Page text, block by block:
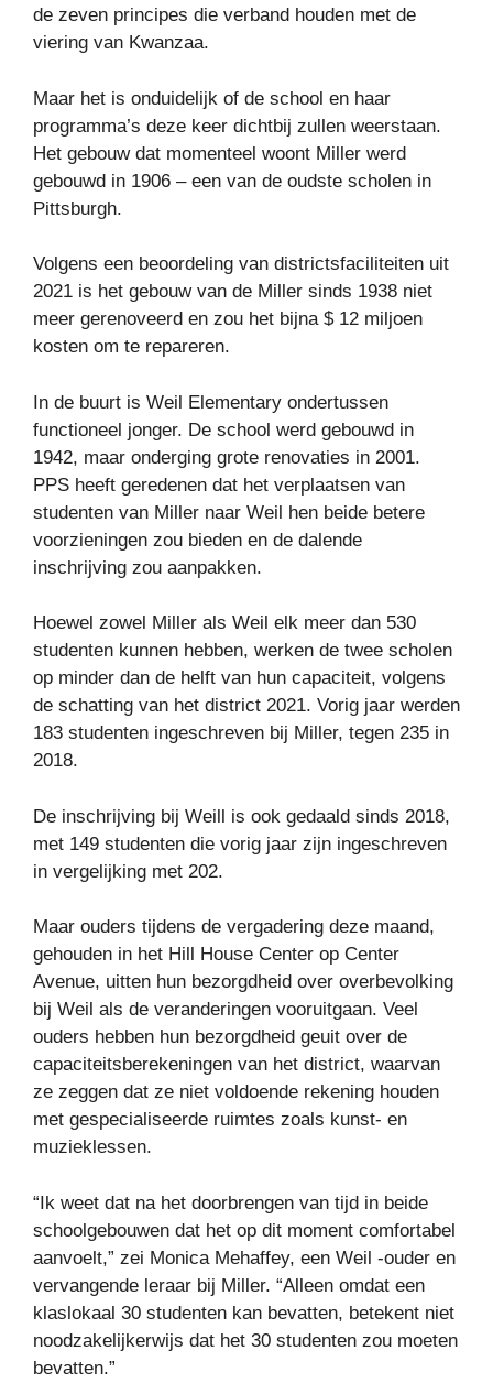
de zeven principes die verband houden met de
viering van Kwanzaa.
Maar het is onduidelijk of de school en haar
programma’s deze keer dichtbij zullen weerstaan.
Het gebouw dat momenteel woont Miller werd
gebouwd in 1906 – een van de oudste scholen in
Pittsburgh.
Volgens een beoordeling van districtsfaciliteiten uit
2021 is het gebouw van de Miller sinds 1938 niet
meer gerenoveerd en zou het bijna $ 12 miljoen
kosten om te repareren.
In de buurt is Weil Elementary ondertussen
functioneel jonger. De school werd gebouwd in
1942, maar onderging grote renovaties in 2001.
PPS heeft geredenen dat het verplaatsen van
studenten van Miller naar Weil hen beide betere
voorzieningen zou bieden en de dalende
inschrijving zou aanpakken.
Hoewel zowel Miller als Weil elk meer dan 530
studenten kunnen hebben, werken de twee scholen
op minder dan de helft van hun capaciteit, volgens
de schatting van het district 2021. Vorig jaar werden
183 studenten ingeschreven bij Miller, tegen 235 in
2018.
De inschrijving bij Weill is ook gedaald sinds 2018,
met 149 studenten die vorig jaar zijn ingeschreven
in vergelijking met 202.
Maar ouders tijdens de vergadering deze maand,
gehouden in het Hill House Center op Center
Avenue, uitten hun bezorgdheid over overbevolking
bij Weil als de veranderingen vooruitgaan. Veel
ouders hebben hun bezorgdheid geuit over de
capaciteitsberekeningen van het district, waarvan
ze zeggen dat ze niet voldoende rekening houden
met gespecialiseerde ruimtes zoals kunst- en
muzieklessen.
“Ik weet dat na het doorbrengen van tijd in beide
schoolgebouwen dat het op dit moment comfortabel
aanvoelt,” zei Monica Mehaffey, een Weil -ouder en
vervangende leraar bij Miller. “Alleen omdat een
klaslokaal 30 studenten kan bevatten, betekent niet
noodzakelijkerwijs dat het 30 studenten zou moeten
bevatten.”